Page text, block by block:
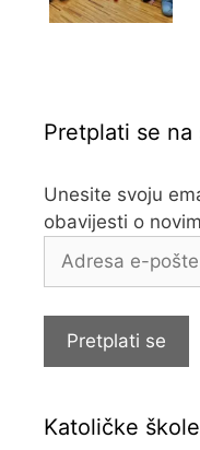
Pretplati se na
Unesite svoju
obavijesti o
Adresa
Pretplati se
Katoličke